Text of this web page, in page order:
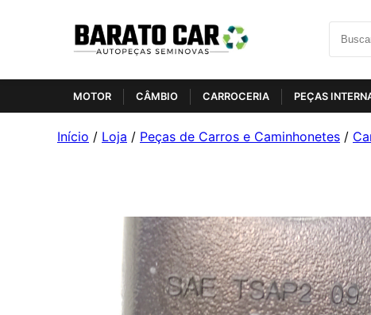
MOTOR CÂMBIO CARROCERIA PEÇAS
Início / Loja / Peças de Carros e Caminhonetes /